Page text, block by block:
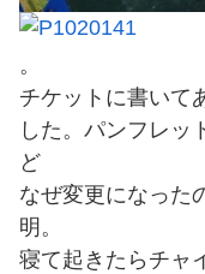
。
チケットに書いて
した。パンフレッ
ど
なぜ変更になった
明。
寝て起きたらチャ